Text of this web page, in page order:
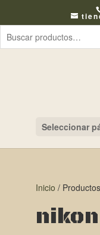
Seleccionar
Inicio /
nikon